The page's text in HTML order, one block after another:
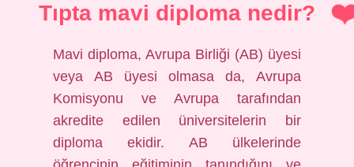
Tıpta mavi diploma nedir?
Mavi diploma, Avrupa Birliği (AB) üyesi
veya AB üyesi olmasa da, Avrupa
Komisyonu ve Avrupa tarafından
akredite edilen üniversitelerin bir
diploma ekidir. AB ülkelerinde